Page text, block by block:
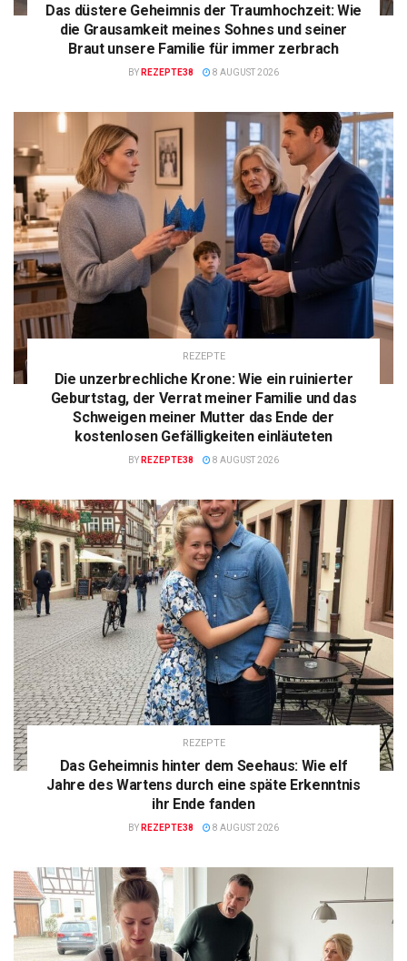
Das düstere Geheimnis der Traumhochzeit: Wie
die Grausamkeit meines Sohnes und seiner
Braut unsere Familie für immer zerbrach
BY REZEPTE38 8 AUGUST 2026
REZEPTE
Die unzerbrechliche Krone: Wie ein ruinierter
Geburtstag, der Verrat meiner Familie und das
Schweigen meiner Mutter das Ende der
kostenlosen Gefälligkeiten einläuteten
BY REZEPTE38 8 AUGUST 2026
REZEPTE
Das Geheimnis hinter dem Seehaus: Wie elf
Jahre des Wartens durch eine späte Erkenntnis
ihr Ende fanden
BY REZEPTE38 8 AUGUST 2026